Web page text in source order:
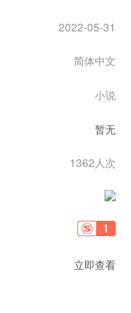
2022-05-31
简体中文
小说
暂无
1362人次
立即查看